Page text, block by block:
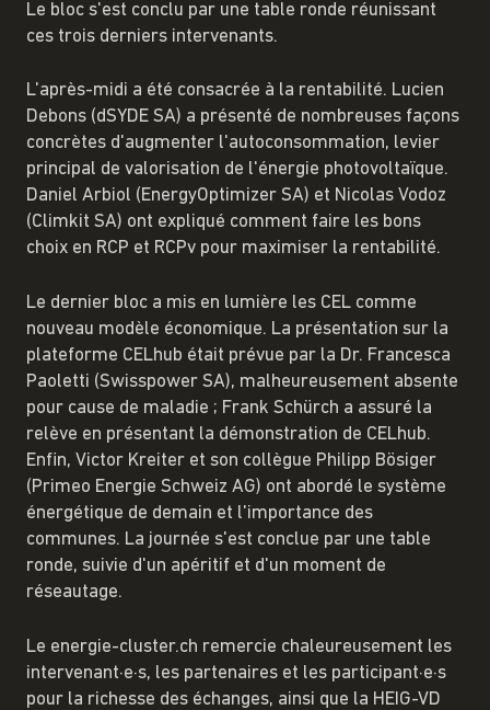
Le bloc s'est conclu par une table ronde réunissant
ces trois derniers intervenants.
L'après-midi a été consacrée à la rentabilité. Lucien
Debons (dSYDE SA) a présenté de nombreuses façons
concrètes d'augmenter l'autoconsommation, levier
principal de valorisation de l'énergie photovoltaïque.
Daniel Arbiol (EnergyOptimizer SA) et Nicolas Vodoz
(Climkit SA) ont expliqué comment faire les bons
choix en RCP et RCPv pour maximiser la rentabilité.
Le dernier bloc a mis en lumière les CEL comme
nouveau modèle économique. La présentation sur la
plateforme CELhub était prévue par la Dr. Francesca
Paoletti (Swisspower SA), malheureusement absente
pour cause de maladie ; Frank Schürch a assuré la
relève en présentant la démonstration de CELhub.
Enfin, Victor Kreiter et son collègue Philipp Bösiger
(Primeo Energie Schweiz AG) ont abordé le système
énergétique de demain et l'importance des
communes. La journée s'est conclue par une table
ronde, suivie d'un apéritif et d'un moment de
réseautage.
Le energie-cluster.ch remercie chaleureusement les
intervenant·e·s, les partenaires et les participant·e·s
pour la richesse des échanges, ainsi que la HEIG-VD